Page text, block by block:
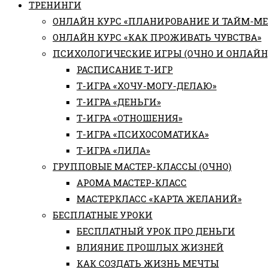
ТРЕНИНГИ
ОНЛАЙН КУРС «ПЛАНИРОВАНИЕ И ТАЙМ-
ОНЛАЙН КУРС «КАК ПРОЖИВАТЬ ЧУВСТВА»
ПСИХОЛОГИЧЕСКИЕ ИГРЫ (ОЧНО И
РАСПИСАНИЕ Т-ИГР
Т-ИГРА «ХОЧУ-МОГУ-ДЕЛАЮ»
Т-ИГРА «ДЕНЬГИ»
Т-ИГРА «ОТНОШЕНИЯ»
Т-ИГРА «ПСИХОСОМАТИКА»
Т-ИГРА «ЛИЛА»
ГРУППОВЫЕ МАСТЕР-КЛАССЫ (ОЧНО)
АРОМА МАСТЕР-КЛАСС
МАСТЕРКЛАСС «КАРТА ЖЕЛАНИЙ»
БЕСПЛАТНЫЕ УРОКИ
БЕСПЛАТНЫЙ УРОК ПРО ДЕНЬГИ
ВЛИЯНИЕ ПРОШЛЫХ ЖИЗНЕЙ
КАК СОЗДАТЬ ЖИЗНЬ МЕЧТЫ